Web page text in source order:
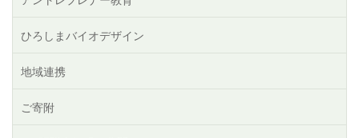
ひろしまバイオデザイン
地域連携
ご寄附